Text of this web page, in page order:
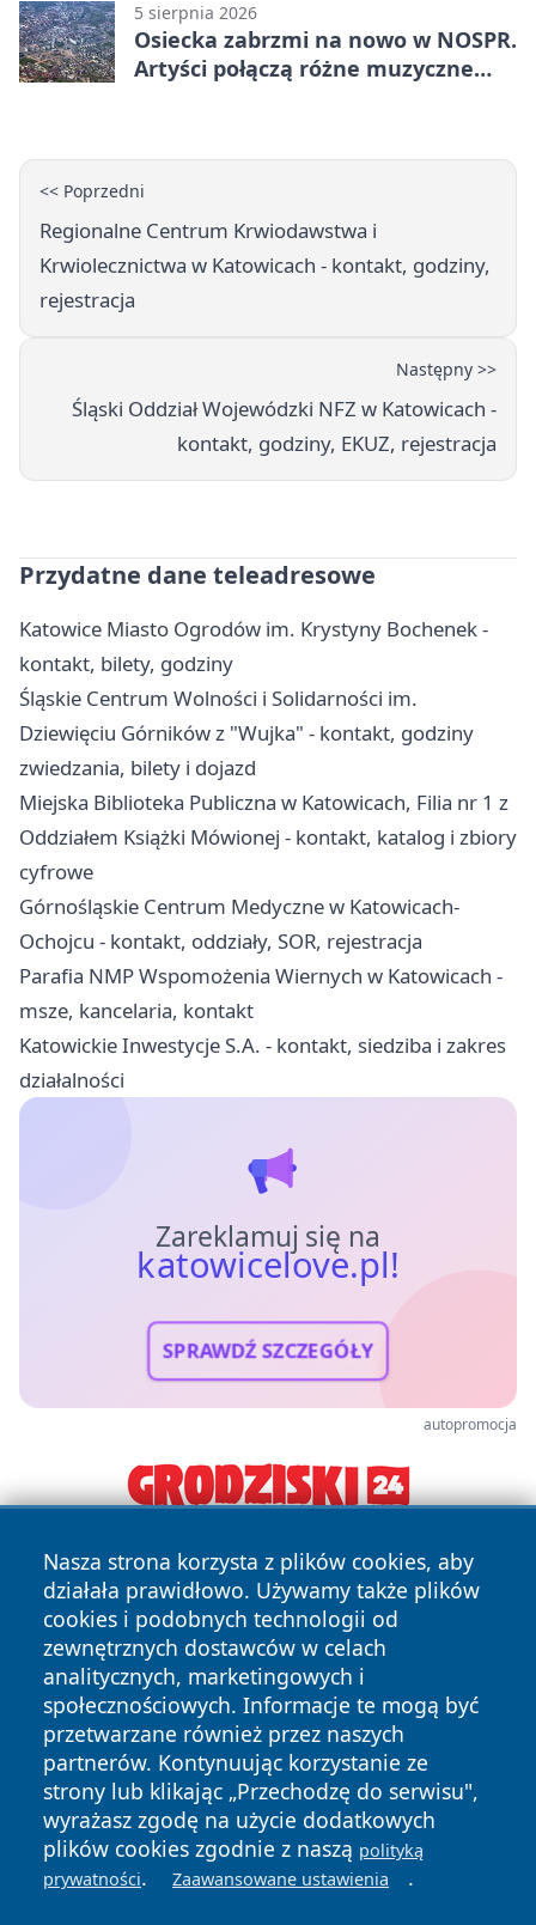
5 sierpnia 2026
Osiecka zabrzmi na nowo w NOSPR.
Artyści połączą różne muzyczne
<< Poprzedni
Regionalne Centrum Krwiodawstwa i
Krwiolecznictwa w Katowicach - kontakt, godziny,
rejestracja
Następny >>
Śląski Oddział Wojewódzki NFZ w Katowicach -
kontakt, godziny, EKUZ, rejestracja
Przydatne dane teleadresowe
Katowice Miasto Ogrodów im. Krystyny Bochenek -
kontakt, bilety, godziny
Śląskie Centrum Wolności i Solidarności im.
Dziewięciu Górników z "Wujka" - kontakt, godziny
zwiedzania, bilety i dojazd
Miejska Biblioteka Publiczna w Katowicach, Filia nr 1 z
Oddziałem Książki Mówionej - kontakt, katalog i zbiory
cyfrowe
Górnośląskie Centrum Medyczne w Katowicach-
Ochojcu - kontakt, oddziały, SOR, rejestracja
Parafia NMP Wspomożenia Wiernych w Katowicach -
msze, kancelaria, kontakt
Katowickie Inwestycje S.A. - kontakt, siedziba i zakres
działalności
Zareklamuj się na
katowicelove.pl!
SPRAWDŹ SZCZEGÓŁY
autopromocja
Nasza strona korzysta z plików cookies, aby
działała prawidłowo. Używamy także plików
cookies i podobnych technologii od
zewnętrznych dostawców w celach
analitycznych, marketingowych i
społecznościowych. Informacje te mogą być
przetwarzane również przez naszych
partnerów. Kontynuując korzystanie ze
strony lub klikając „Przechodzę do serwisu",
wyrażasz zgodę na użycie dodatkowych
plików cookies zgodnie z naszą polityką
prywatności. Zaawansowane ustawienia .
Copyright © 2026 katowicelove.pl Wszystkie prawa
zastrzeżone.
News Autorzy
Polityka
Prywatności
Polityka
Cookies